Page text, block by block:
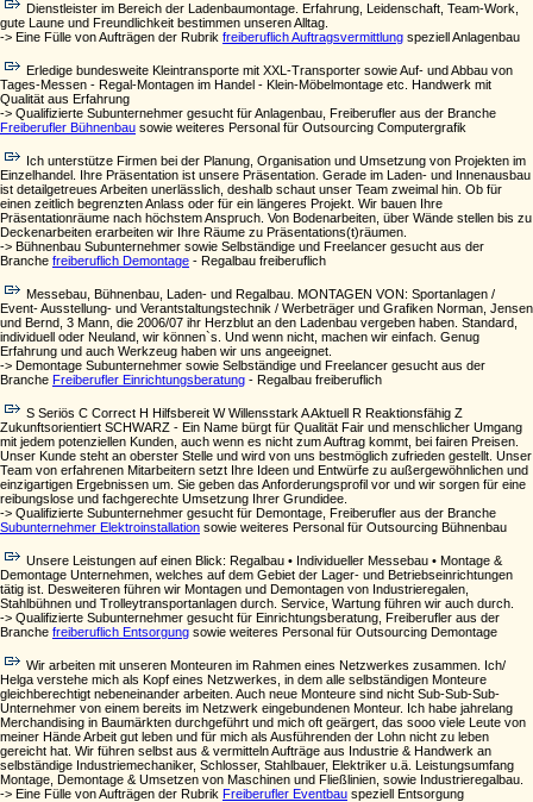
Dienstleister im Bereich der Ladenbaumontage. Erfahrung, Leidenschaft, Team-Work,
gute Laune und Freundlichkeit bestimmen unseren Alltag.
-> Eine Fülle von Aufträgen der Rubrik freiberuflich Auftragsvermittlung speziell Anlagenbau
Erledige bundesweite Kleintransporte mit XXL-Transporter sowie Auf- und Abbau von
Tages-Messen - Regal-Montagen im Handel - Klein-Möbelmontage etc. Handwerk mit
Qualität aus Erfahrung
-> Qualifizierte Subunternehmer gesucht für Anlagenbau, Freiberufler aus der Branche
Freiberufler Bühnenbau sowie weiteres Personal für Outsourcing Computergrafik
Ich unterstütze Firmen bei der Planung, Organisation und Umsetzung von Projekten im
Einzelhandel. Ihre Präsentation ist unsere Präsentation. Gerade im Laden- und Innenausbau
ist detailgetreues Arbeiten unerlässlich, deshalb schaut unser Team zweimal hin. Ob für
einen zeitlich begrenzten Anlass oder für ein längeres Projekt. Wir bauen Ihre
Präsentationräume nach höchstem Anspruch. Von Bodenarbeiten, über Wände stellen bis zu
Deckenarbeiten erarbeiten wir Ihre Räume zu Präsentations(t)räumen.
-> Bühnenbau Subunternehmer sowie Selbständige und Freelancer gesucht aus der
Branche freiberuflich Demontage - Regalbau freiberuflich
Messebau, Bühnenbau, Laden- und Regalbau. MONTAGEN VON: Sportanlagen /
Event- Ausstellung- und Verantstaltungstechnik / Werbeträger und Grafiken Norman, Jensen
und Bernd, 3 Mann, die 2006/07 ihr Herzblut an den Ladenbau vergeben haben. Standard,
individuell oder Neuland, wir können`s. Und wenn nicht, machen wir einfach. Genug
Erfahrung und auch Werkzeug haben wir uns angeeignet.
-> Demontage Subunternehmer sowie Selbständige und Freelancer gesucht aus der
Branche Freiberufler Einrichtungsberatung - Regalbau freiberuflich
S Seriös C Correct H Hilfsbereit W Willensstark A Aktuell R Reaktionsfähig Z
Zukunftsorientiert SCHWARZ - Ein Name bürgt für Qualität Fair und menschlicher Umgang
mit jedem potenziellen Kunden, auch wenn es nicht zum Auftrag kommt, bei fairen Preisen.
Unser Kunde steht an oberster Stelle und wird von uns bestmöglich zufrieden gestellt. Unser
Team von erfahrenen Mitarbeitern setzt Ihre Ideen und Entwürfe zu außergewöhnlichen und
einzigartigen Ergebnissen um. Sie geben das Anforderungsprofil vor und wir sorgen für eine
reibungslose und fachgerechte Umsetzung Ihrer Grundidee.
-> Qualifizierte Subunternehmer gesucht für Demontage, Freiberufler aus der Branche
Subunternehmer Elektroinstallation sowie weiteres Personal für Outsourcing Bühnenbau
Unsere Leistungen auf einen Blick: Regalbau • Individueller Messebau • Montage &
Demontage Unternehmen, welches auf dem Gebiet der Lager- und Betriebseinrichtungen
tätig ist. Desweiteren führen wir Montagen und Demontagen von Industrieregalen,
Stahlbühnen und Trolleytransportanlagen durch. Service, Wartung führen wir auch durch.
-> Qualifizierte Subunternehmer gesucht für Einrichtungsberatung, Freiberufler aus der
Branche freiberuflich Entsorgung sowie weiteres Personal für Outsourcing Demontage
Wir arbeiten mit unseren Monteuren im Rahmen eines Netzwerkes zusammen. Ich/
Helga verstehe mich als Kopf eines Netzwerkes, in dem alle selbständigen Monteure
gleichberechtigt nebeneinander arbeiten. Auch neue Monteure sind nicht Sub-Sub-Sub-
Unternehmer von einem bereits im Netzwerk eingebundenen Monteur. Ich habe jahrelang
Merchandising in Baumärkten durchgeführt und mich oft geärgert, das sooo viele Leute von
meiner Hände Arbeit gut leben und für mich als Ausführenden der Lohn nicht zu leben
gereicht hat. Wir führen selbst aus & vermitteln Aufträge aus Industrie & Handwerk an
selbständige Industriemechaniker, Schlosser, Stahlbauer, Elektriker u.ä. Leistungsumfang
Montage, Demontage & Umsetzen von Maschinen und Fließlinien, sowie Industrieregalbau.
-> Eine Fülle von Aufträgen der Rubrik Freiberufler Eventbau speziell Entsorgung